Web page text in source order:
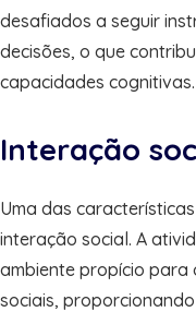
desafiados a seguir
decisões, o que
capacidades cognitivas.
Interação
Uma das
interação social. A
ambiente propício para
sociais,